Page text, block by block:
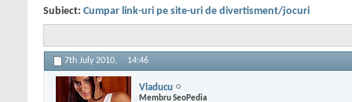
Subiect: Cumpar link-uri pe site-uri de divertisment/jocuri
7th July 2010, 14:46
Vladucu
Membru SeoPedia